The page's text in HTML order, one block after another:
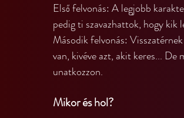
Első felvonás: A legjobb
pedig ti szavazhattok, hogy kik
Második felvonás:
van, kivéve azt, akit keres...
unatkozzon.
Mikor és hol?